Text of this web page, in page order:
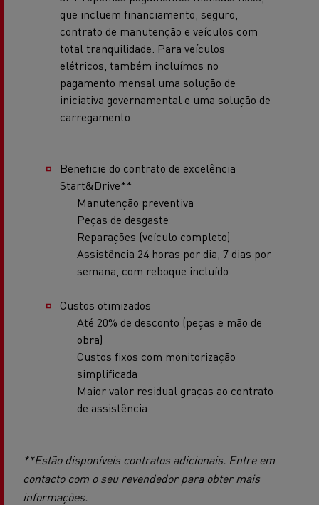
que incluem financiamento, seguro,
contrato de manutenção e veículos com
total tranquilidade. Para veículos
elétricos, também incluímos no
pagamento mensal uma solução de
iniciativa governamental e uma solução de
carregamento.
Beneficie do contrato de excelência
Start&Drive**
Manutenção preventiva
Peças de desgaste
Reparações (veículo completo)
Assistência 24 horas por dia, 7 dias por
semana, com reboque incluído
Custos otimizados
Até 20% de desconto (peças e mão de
obra)
Custos fixos com monitorização
simplificada
Maior valor residual graças ao contrato
de assistência
**Estão disponíveis contratos adicionais. Entre em
contacto com o seu revendedor para obter mais
informações.